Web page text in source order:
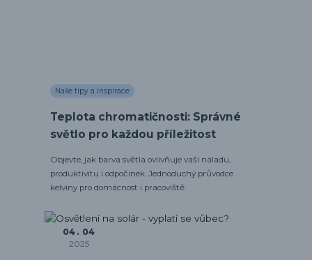
Naše tipy a inspirace
Teplota chromatičnosti: Správné
světlo pro každou příležitost
Objevte, jak barva světla ovlivňuje vaši náladu,
produktivitu i odpočinek. Jednoduchý průvodce
kelviny pro domácnost i pracoviště.
04
04
2025